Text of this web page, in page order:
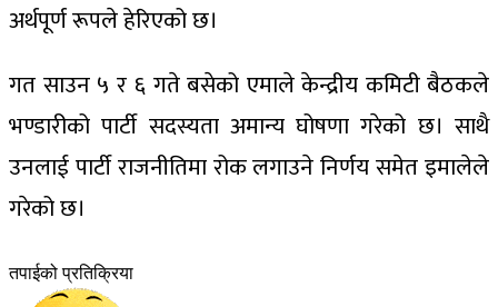
अर्थपूर्ण रूपले हेरिएको छ।
गत साउन ५ र ६ गते बसेको एमाले केन्द्रीय कमिटी बैठकले
भण्डारीको पार्टी सदस्यता अमान्य घोषणा गरेको छ। साथै
उनलाई पार्टी राजनीतिमा रोक लगाउने निर्णय समेत इमालेले
गरेको छ।
तपाईको प्रतिक्रिया